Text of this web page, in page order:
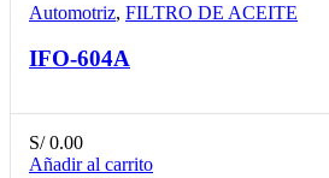
Automotriz, FILTRO DE ACEITE
IFO-604A
S/0.00
Añadir al carrito